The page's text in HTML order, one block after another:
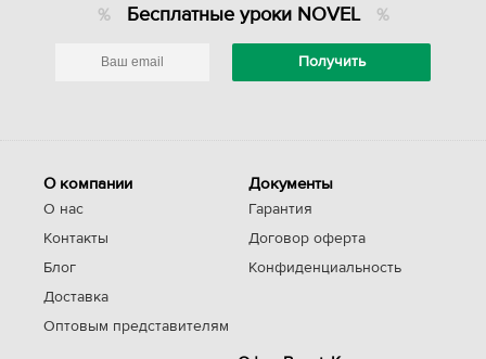
Бесплатные уроки NOVEL
О компании
О нас
Контакты
Блог
Доставка
Оптовым представителям
Документы
Гарантия
Договор оферта
Конфиденциальность